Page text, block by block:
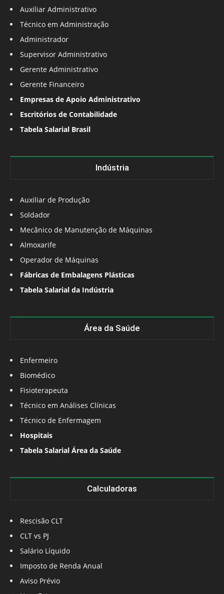
Auxiliar Administrativo
Técnico em Administração
Administrador
Supervisor Administrativo
Gerente Administrativo
Gerente Financeiro
Empresas de Apoio Administrativo
Escritórios de Contabilidade
Tabela Salarial Brasil
Indústria
Auxiliar de Produção
Soldador
Mecânico de Manutenção de Máquinas
Almoxarife
Operador de Máquinas
Fábricas de Embalagens Plásticas
Tabela Salarial da Indústria
Área da Saúde
Enfermeiro
Biomédico
Fisioterapeuta
Técnico em Análises Clínicas
Técnico de Enfermagem
Hospitais
Tabela Salarial Área da Saúde
Calculadoras
Rescisão CLT
CLT vs PJ
Salário Líquido
Imposto de Renda Anual
Aviso Prévio